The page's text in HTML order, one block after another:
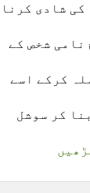
شادی کرنا
نامی شخص کے
کرکے اسے
کر سوشل